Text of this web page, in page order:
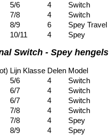
5/6 4
Switch
7/8 4
Switch
8/9 6
Spey Travel
10/11 4 Spey
Switch - Spey hengels
Lijn Klasse Delen Model
5/6 4
Switch
6/7 4
Switch
6/7 4
Switch
7/8 4
Switch
7/8 4
Spey
8/9 4 Spey